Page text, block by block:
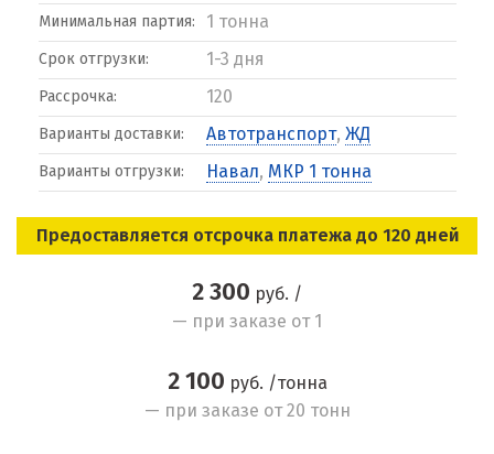
Минимальная партия: 1 тонна
Срок отгрузки: 1-3 дня
Рассрочка: 120
Варианты доставки: Автотранспорт, ЖД
Варианты отгрузки: Навал, МКР 1 тонна
Предоставляется отсрочка платежа до 120 дней
2 300 руб. /
— при заказе от 1
2 100 руб. /тонна
— при заказе от 20 тонн